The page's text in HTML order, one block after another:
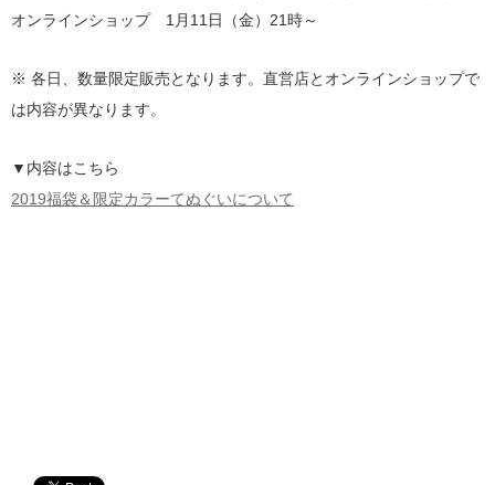
オンラインショップ 1月11日（金）21時～
※ 各日、数量限定販売となります。直営店とオンラインショップで
は内容が異なります。
▼内容はこちら
2019福袋＆限定カラーてぬぐいについて